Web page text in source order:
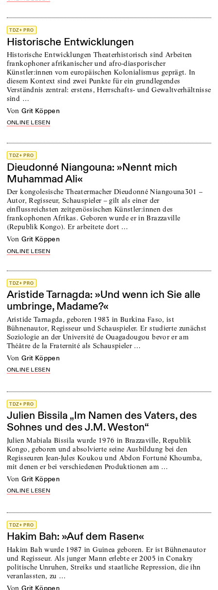
TDZ+ PRO
Historische Entwicklungen
Historische Entwicklungen Theaterhistorisch sind Arbeiten
frankophoner afrikanischer und afro-diasporischer
Künstler:innen vom europäischen Kolonialismus geprägt. In
diesem Kontext sind zwei Punkte für ein grundlegendes
Verständnis zentral: erstens, Herrschafts- und Gewaltverhältnisse
sind …
von Grit Köppen
ONLINE LESEN
TDZ+ PRO
Dieudonné Niangouna: »Nennt mich
Muhammad Ali«
Der kongolesische Theatermacher Dieudonné Niangouna301 –
Autor, Regisseur, Schauspieler – gilt als einer der
einflussreichsten zeitgenössischen Künstler:innen des
frankophonen Afrikas. Geboren wurde er in Brazzaville
(Republik Kongo). Er arbeitete dort …
von Grit Köppen
ONLINE LESEN
TDZ+ PRO
Aristide Tarnagda: »Und wenn ich Sie alle
umbringe, Madame?«
Aristide Tarnagda, geboren 1983 in Burkina Faso, ist
Bühnenautor, Regisseur und Schauspieler. Er studierte zunächst
Soziologie an der Université de Ouagadougou bevor er am
Théâtre de la Fraternité als Schauspieler …
von Grit Köppen
ONLINE LESEN
TDZ+ PRO
Julien Bissila „Im Namen des Vaters, des
Sohnes und des J.M. Weston“
Julien Mabiala Bissila wurde 1976 in Brazzaville, Republik
Kongo, geboren und absolvierte seine Ausbildung bei den
Regisseuren Jean-Jules Koukou und Abdon Fortuné Khoumba,
mit denen er bei verschiedenen Produktionen am …
von Grit Köppen
ONLINE LESEN
TDZ+ PRO
Hakim Bah: »Auf dem Rasen«
Hakim Bah wurde 1987 in Guinea geboren. Er ist Bühnenautor
und Regisseur. Als junger Mann erlebte er 2005 in Conakry
politische Unruhen, Streiks und staatliche Repression, die ihn
veranlassten, zu …
von Grit Köppen